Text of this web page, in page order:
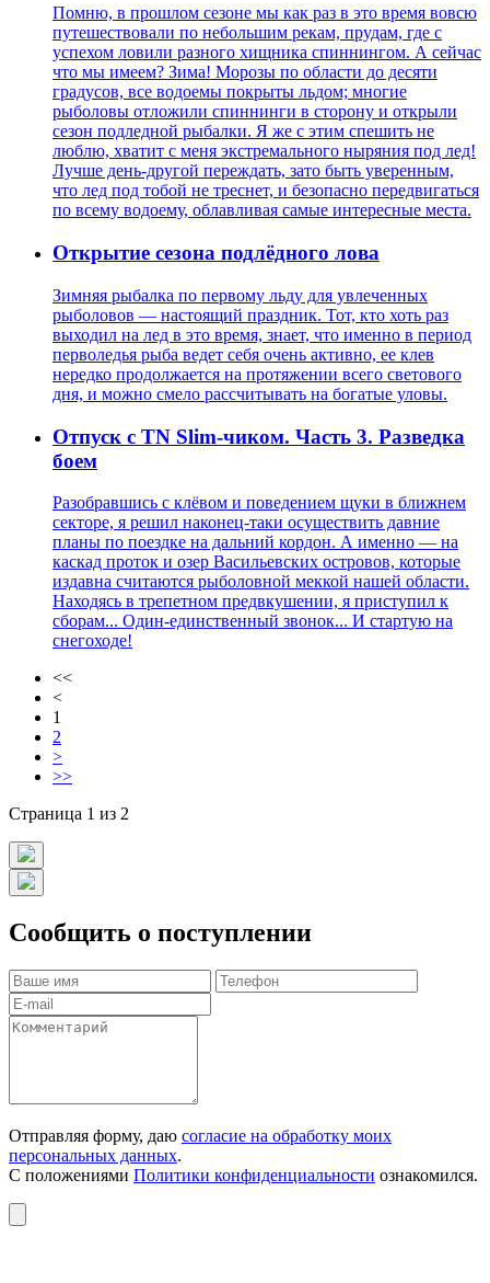
Помню, в прошлом сезоне мы как раз в это время вовсю
путешествовали по небольшим рекам, прудам, где с
успехом ловили разного хищника спиннингом. А сейчас
что мы имеем? Зима! Морозы по области до десяти
градусов, все водоемы покрыты льдом; многие
рыболовы отложили спиннинги в сторону и открыли
сезон подледной рыбалки. Я же с этим спешить не
люблю, хватит с меня экстремального ныряния под лед!
Лучше день-другой переждать, зато быть уверенным,
что лед под тобой не треснет, и безопасно передвигаться
по всему водоему, облавливая самые интересные места.
Открытие сезона подлёдного лова
Зимняя рыбалка по первому льду для увлеченных
рыболовов — настоящий праздник. Тот, кто хоть раз
выходил на лед в это время, знает, что именно в период
перволедья рыба ведет себя очень активно, ее клев
нередко продолжается на протяжении всего светового
дня, и можно смело рассчитывать на богатые уловы.
Отпуск с TN Slim-чиком. Часть 3. Разведка
боем
Разобравшись с клёвом и поведением щуки в ближнем
секторе, я решил наконец-таки осуществить давние
планы по поездке на дальний кордон. А именно — на
каскад проток и озер Васильевских островов, которые
издавна считаются рыболовной меккой нашей области.
Находясь в трепетном предвкушении, я приступил к
сборам... Один-единственный звонок... И стартую на
снегоходе!
<<
<
1
2
>
>>
Страница 1 из 2
Сообщить о поступлении
Отправляя форму, даю согласие на обработку моих
персональных данных.
С положениями Политики конфиденциальности ознакомился.